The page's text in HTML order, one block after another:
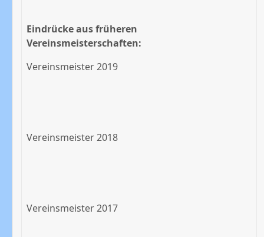
Eindrücke aus früheren
Vereinsmeisterschaften:
Vereinsmeister 2019
Vereinsmeister 2018
Vereinsmeister 2017